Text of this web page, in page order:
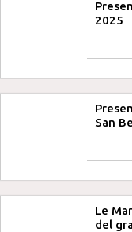
2025
San
Le
del